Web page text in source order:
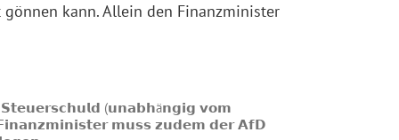
kann. Allein den Finanzminister
(𝘂𝗻𝗮𝗯𝗵ä𝗻𝗴𝗶𝗴 𝘃𝗼𝗺
𝗺𝘂𝘀𝘀 𝘇𝘂𝗱𝗲𝗺 𝗱𝗲𝗿 𝗔𝗳𝗗